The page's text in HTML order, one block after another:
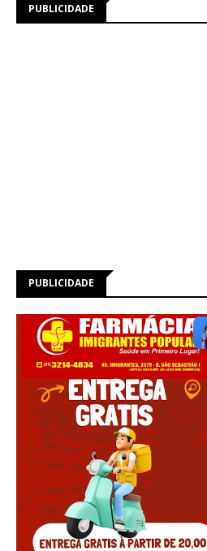
PUBLICIDADE
PUBLICIDADE